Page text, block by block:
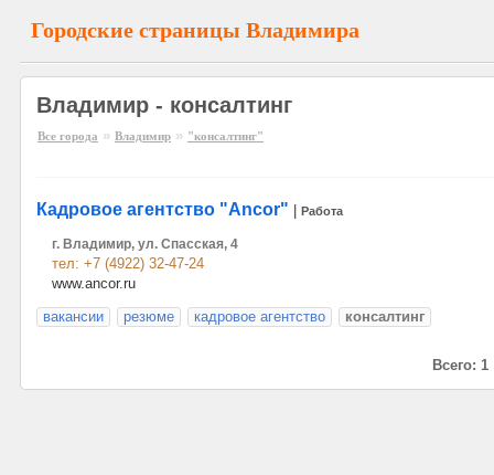
Городские страницы Владимира
Владимир - консалтинг
Все города » Владимир » "консалтинг"
Кадровое агентство "Ancor" Работа
г. Владимир, ул. Спасская, 4
тел: +7 (4922) 32-47-24
www.ancor.ru
вакансии
резюме кадровое агентство консалтинг
Всего: 1